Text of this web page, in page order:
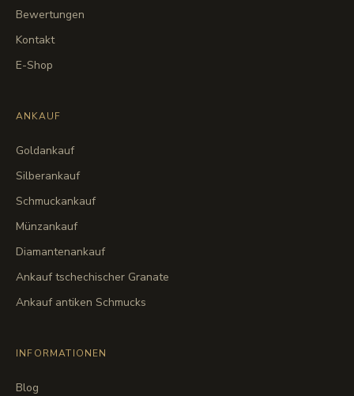
Bewertungen
Kontakt
E-Shop
ANKAUF
Goldankauf
Silberankauf
Schmuckankauf
Münzankauf
Diamantenankauf
Ankauf tschechischer Granate
Ankauf antiken Schmucks
INFORMATIONEN
Blog